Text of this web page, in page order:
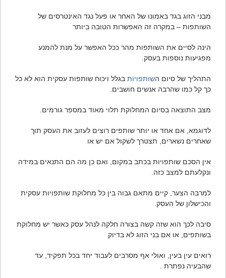
מבני הזוג בגד באמונו של האחר או פעל נגד האינטרסים של
השותפות – במקרה זה האפשרות הטובה ביותר
הינה לסיים את השותפות מהר ככל האפשר על מנת להמנע
מפגיעות נוספות בעסק.
התהליך של סיום השותפויות בגלל ויכוח שותפות עסקית הוא לא כל
כך קל כמו שהרבה אנשים חושבים.
מצב התוצאה בסיום המחלוקת תלוי מאוד במספר גורמים.
לדוגמא, אם אחד או יותר שותפים רוצים לעזוב את העסק תוך
שאחרים נשארים, תצטרך לשקול אם יש או
אין הסכם שותפויות בכתב במקום, ואם כן מה הם התנאים במידה
ונקלעתם למצב כזה.
למרבה הצער, קיים מתאם גבוה בין כל מחלוקת שותפויות עסקית
והכישלון של העסק.
סיבה לכך הוא שזה קשה בצורה חלקה לנהל עסק כאשר יש מחלוקת
בשותפים, או אם בני הזוג לא בדיוק
רואים עין בעין, ואולי אף מסרבים לעבוד יחד בכל תפקיד, עד
שהבעיה נפתרת .